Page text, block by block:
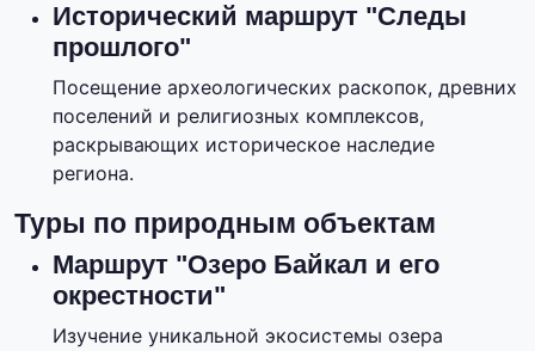
Исторический маршрут "Следы
прошлого"
Посещение археологических раскопок, древних
поселений и религиозных комплексов,
раскрывающих историческое наследие
региона.
Туры по природным объектам
Маршрут "Озеро Байкал и его
окрестности"
Изучение уникальной экосистемы озера